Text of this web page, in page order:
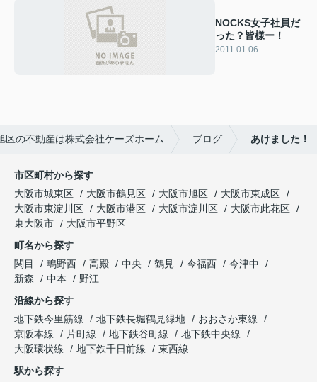
NOCKS女子社員だ
った？皆様ー！
2011.01.06
区の不動産は株式会社ケーズホーム ブログ あけました！
市区町村から探す
大阪市城東区
大阪市鶴見区 大阪市旭区
大阪市東成区
大阪市東淀川区
大阪市港区 大阪市淀川区
大阪市此花区
東大阪市
大阪市平野区
町名から探す
関目
鴫野西 高殿 中央 鶴見 今福西
今津中
新森
中本
野江
沿線から探す
地下鉄今里筋線
地下鉄長堀鶴見緑地
おおさか東線
京阪本線
片町線 地下鉄谷町線
地下鉄中央線
大阪環状線
地下鉄千日前線
東西線
駅から探す